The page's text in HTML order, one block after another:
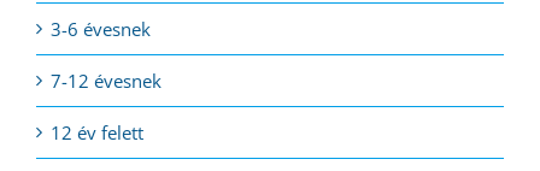
3-6 évesnek
7-12 évesnek
12 év felett